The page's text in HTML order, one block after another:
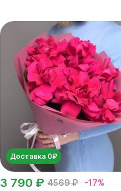
Доставка 0₽
4569 ₽ -17%
3 790 ₽